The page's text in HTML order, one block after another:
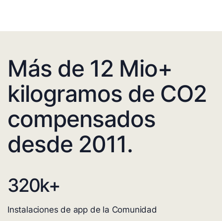
Más de 12 Mio+
kilogramos de CO2
compensados
desde 2011.
320k+
Instalaciones de app de la Comunidad